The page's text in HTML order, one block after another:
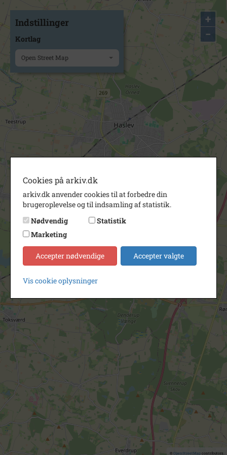
+
−
© OpenStreetMapcontributors.
Indstillinger
Kortlag
Open Street Map
Cookies på arkiv.dk
arkiv.dk anvender cookies til at forbedre din
brugeroplevelse og til indsamling af statistik.
Nødvendig
Statistik
Marketing
Accepter nødvendige Accepter valgte
Vis cookie oplysninger